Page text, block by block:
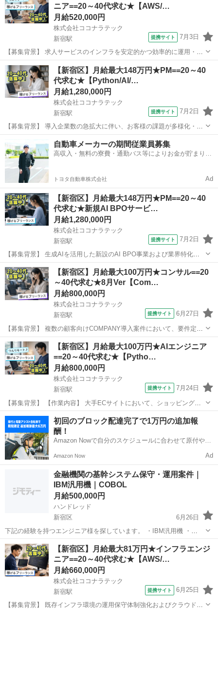
業の統合により誕生...ニア==20～40代求む★【AWS/…
月給520,000円
株式会社ココナラテック
新宿駅
提携サイト 7月3日
【募集背景】 求人サービスのインフラを安定的かつ効率的に運用・改
善していくための体制強化のための募集です。 【作業内容】 AWS環
境におけるインフラの設計や構築、既存環境の改善点の調査および対
策の実施を行っていただきます。...
東京 新宿区 新宿駅 エンジニア
【新宿区】月給最大148万円★PM==20～40
代求む★【Python/AI/…
月給1,280,000円
株式会社ココナラテック
新宿駅
提携サイト 7月2日
【募集背景】 導入企業数の急拡大に伴い、お客様の課題が多様化・高
度化していることから、ビジネスにAIで根本的な変革をもたらす
Project Manager / Deployment Strategistとして、AXを上流から...
新宿駅 エンジニア
自動車メーカーの期間従業員募集
高収入・無料の寮費・通勤バス等によりお金が貯まりや
トヨタ自動車株式会社 Ad
【新宿区】月給最大148万円★PM==20～40
代求む★新規AI BPOサービ…
月給1,280,000円
株式会社ココナラテック
新宿駅
提携サイト 7月2日
【募集背景】 生成AIを活用した新設のAI BPO事業および業界特化型
AIソリューションの新規事業立ち上げと拡大を推進するための事業開
発人材を募集しております。 【作業内容】 生成AIを活用したBPOサ
ービスや業界特化型A...
東京 新宿区 新宿駅 エンジニア
【新宿区】月給最大100万円★コンサル==20
～40代求む★8月Ver【Com…
月給800,000円
株式会社ココナラテック
新宿駅
提携サイト 6月27日
【募集背景】 複数の顧客向けCOMPANY導入案件において、要件定義
から実行、保守までを担当いただける方を募集しております。 【作業
内容】 COMPANY導入案件における要件定義から設計、導入、保守全
般をご担当いただきます...
東京 新宿区 新宿駅 エンジニア
【新宿区】月給最大100万円★AIエンジニア
==20～40代求む★【Pytho…
月給800,000円
株式会社ココナラテック
新宿駅
提携サイト 7月24日
【募集背景】 【作業内容】 大手ECサイトにおいて、ショッピング可
能なAIエージェントを開発します。 【求める人物像】 【ポジションの
魅力】 AIエージェントおよびMCPサーバ開発に携わることができま
す。 【開発環境...
東京 新宿区 新宿駅 エンジニア
初回のブロック配達完了で1万円の追加報
酬！
Amazon Nowで自分のスケジュールに合わせて原付や電
Amazon Now Ad
金融機関の基幹システム保守・運用案件｜
IBM汎用機｜COBOL
月給500,000円
ハンドレッド
新宿区
6月26日
下記の経験を持つエンジニア様を探しています。 ・IBM汎用機 ・
COBOL ・DB2 ・CICS ・HULFT
東京 新宿区 エンジニア
【新宿区】月給最大81万円★インフラエンジ
ニア==20～40代求む★【AWS/…
月給660,000円
株式会社ココナラテック
新宿駅
提携サイト 6月25日
【募集背景】 既存インフラ環境の運用保守体制強化およびクラウドネ